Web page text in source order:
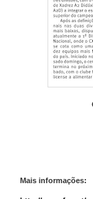
Mais informações: